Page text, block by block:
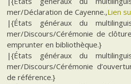
mer/Déclaration de Cayenne.,Lien
|{États généraux du
mer/Discours/Cérémonie de
emprunter en bibliothèque.}
|{États généraux du
mer/Discours/Cérémonie
de référence.}